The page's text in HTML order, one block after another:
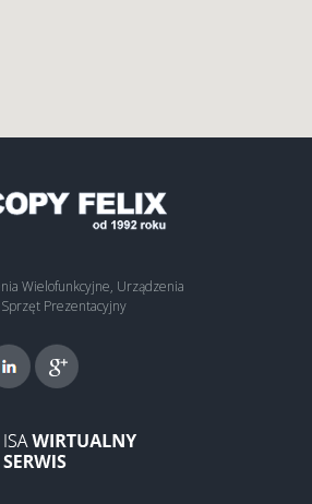
Wielofunkcyjne, Urządzenia
Prezentacyjny